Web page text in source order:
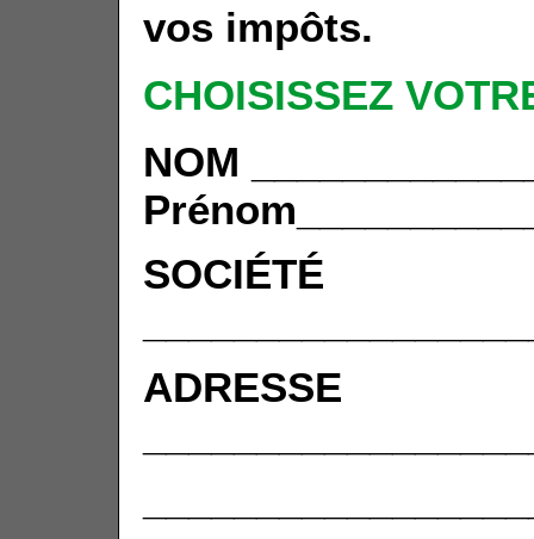
vos impôts.
CHOISISSEZ
NOM
SOCIÉTÉ
ADRESSE